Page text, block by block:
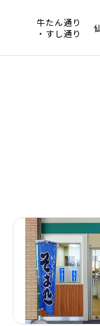
牛たん通り
・すし通り